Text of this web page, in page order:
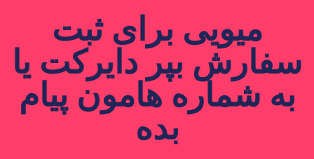
میویی برای ثبت
سفارش بپر دایرکت یا
به شماره هامون پیام
بده